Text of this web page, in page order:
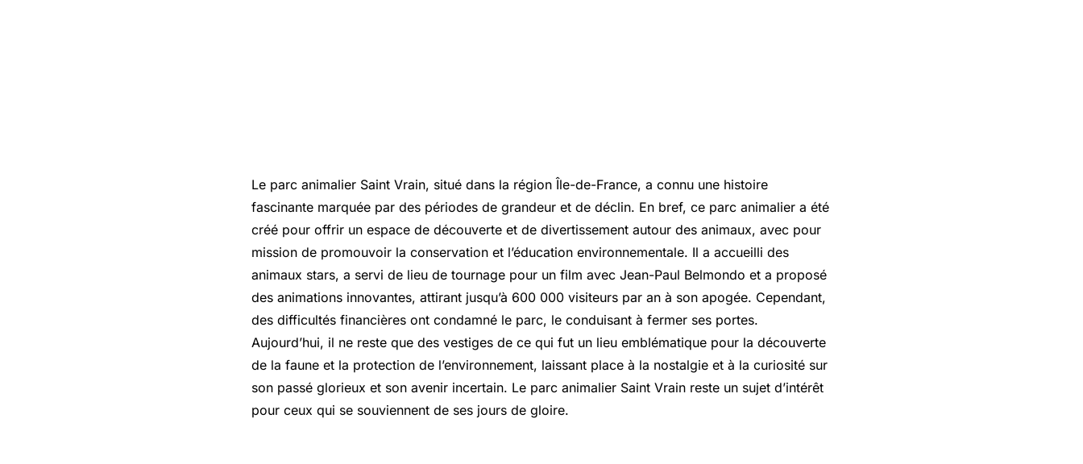
Le parc animalier Saint Vrain, situé dans la région Île-de-France, a connu une histoire
fascinante marquée par des périodes de grandeur et de déclin. En bref, ce parc animalier a été
créé pour offrir un espace de découverte et de divertissement autour des animaux, avec pour
mission de promouvoir la conservation et l’éducation environnementale. Il a accueilli des
animaux stars, a servi de lieu de tournage pour un film avec Jean-Paul Belmondo et a proposé
des animations innovantes, attirant jusqu’à 600 000 visiteurs par an à son apogée. Cependant,
des difficultés financières ont condamné le parc, le conduisant à fermer ses portes.
Aujourd’hui, il ne reste que des vestiges de ce qui fut un lieu emblématique pour la découverte
de la faune et la protection de l’environnement, laissant place à la nostalgie et à la curiosité sur
son passé glorieux et son avenir incertain. Le parc animalier Saint Vrain reste un sujet d’intérêt
pour ceux qui se souviennent de ses jours de gloire.